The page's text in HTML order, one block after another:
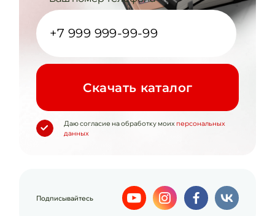
Cкачать каталог
Даю согласие на обработку моих персональных
данных
Подписывайтесь